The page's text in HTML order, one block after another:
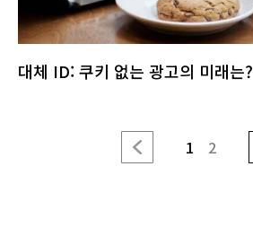
대체 ID: 쿠키 없는 광고의 미래는?
1 2